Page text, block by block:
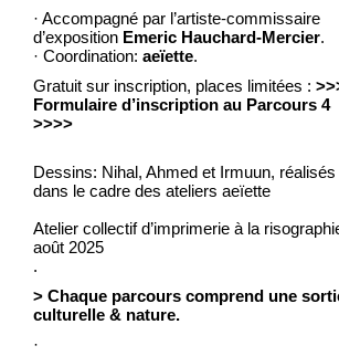
· Accompagné par l’artiste-commissaire
d’exposition Emeric Hauchard-Mercier.
· Coordination: aeïette.
Gratuit sur inscription, places limitées :
Formulaire d’inscription au Parcours 4
>>>>
Dessins: Nihal, Ahmed et Irmuun, réalisés
dans le cadre des ateliers aeïette
Atelier collectif d’imprimerie à la
août 2025
.
> Chaque parcours comprend une
culturelle & nature.
·